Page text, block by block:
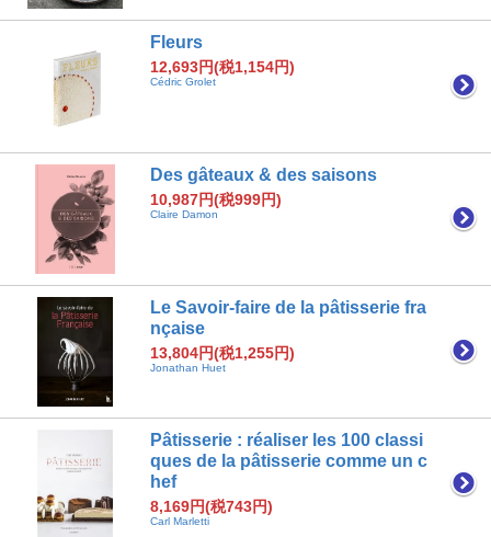
Fleurs
12,693円(税1,154円)
Cédric Grolet
Des gâteaux & des saisons
10,987円(税999円)
Claire Damon
Le Savoir-faire de la pâtisserie fra
nçaise
13,804円(税1,255円)
Jonathan Huet
Pâtisserie : réaliser les 100 classi
ques de la pâtisserie comme un c
hef
8,169円(税743円)
Carl Marletti